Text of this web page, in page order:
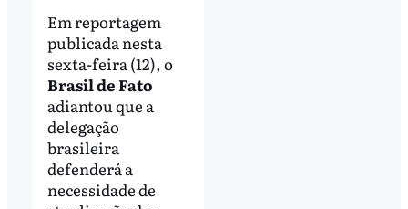
Em reportagem
publicada nesta
sexta-feira (12), o
Brasil de Fato
adiantou que a
delegação
brasileira
defenderá a
necessidade de